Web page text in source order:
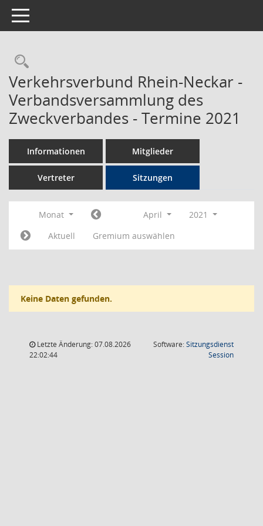
Toggle navigation
Rechercheauswahl
Verkehrsverbund Rhein-Neckar -
Verbandsversammlung des
Zweckverbandes - Termine 2021
Informationen Mitglieder
Vertreter Sitzungen
Monat April
2021
Aktuell
Gremium auswählen
Keine Daten gefunden.
Letzte Änderung: 07.08.2026
22:02:44
Software:Sitzungsdienst
Session(Wird in